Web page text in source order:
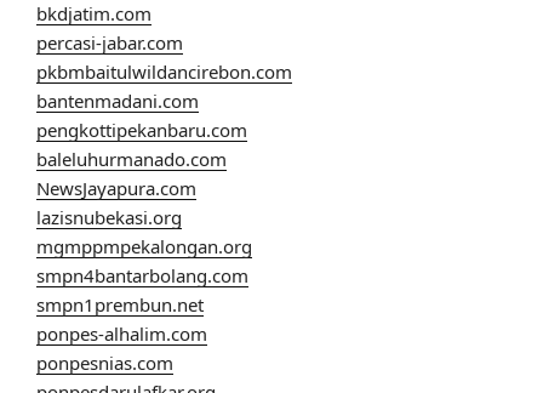
bkdjatim.com
percasi-jabar.com
pkbmbaitulwildancirebon.com
bantenmadani.com
pengkottipekanbaru.com
baleluhurmanado.com
NewsJayapura.com
lazisnubekasi.org
mgmppmpekalongan.org
smpn4bantarbolang.com
smpn1prembun.net
ponpes-alhalim.com
ponpesnias.com